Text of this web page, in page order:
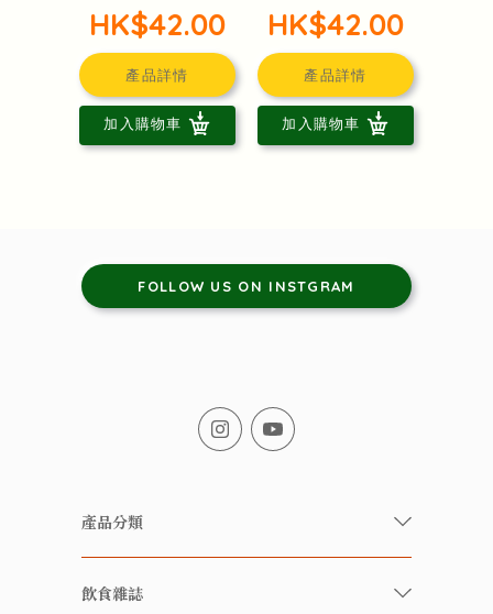
HK$42.00
產品詳情
加入購物車
HK$42.00
產品詳情
加入購物車
FOLLOW US ON INSTGRAM
產品分類
有機/無農藥新鮮蔬果
飲食雜誌